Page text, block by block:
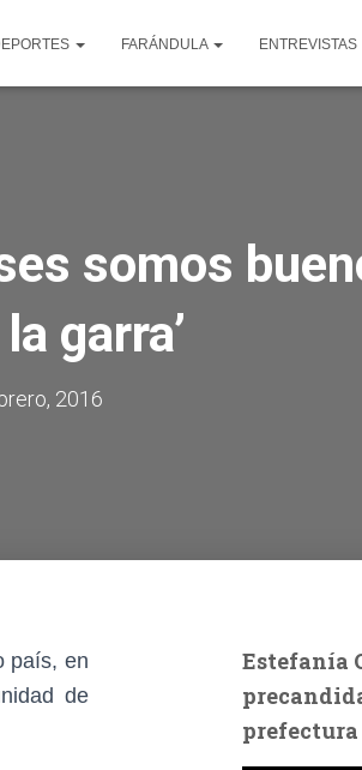
FARÁNDULA ENTREVISTAS
somos
garra’
2016
país, en
de
Estefanía
prefectura